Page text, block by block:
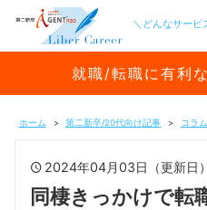
＼どんなサービ
就職/転職に有利
ホーム 第二新卒/20代向け記事 コラム
2024年04月03日（更新日）
同棲きっかけで転